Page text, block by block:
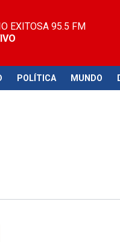
EXITOSA 95.5 FM
POLÍTICA MUNDO